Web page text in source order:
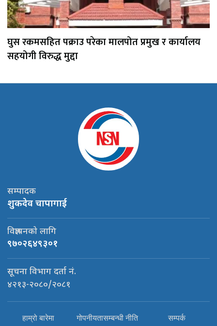
घुस रकमसहित पक्राउ परेका मालपोत प्रमुख र कार्यालय
सहयोगी विरुद्ध मुद्दा
सम्पादक
शुकदेव चापागाई
विज्ञापनको लागि
९७०२६४९३०१
सूचना विभाग दर्ता नं.
४२१३-२०८०/२०८१
हाम्रो बारेमा गोपनीयतासम्बन्धी नीति सम्पर्क